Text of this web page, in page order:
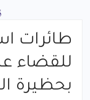
طائرات
للقضاء
بحظيرة